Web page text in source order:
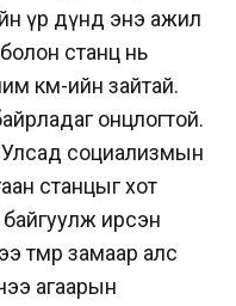
үр дүнд энэ ажил
станц нь
км-ийн зайтай.
онцлогтой.
социализмын
станцыг хот
ирсэн
төмөр замаар алс
агаарын